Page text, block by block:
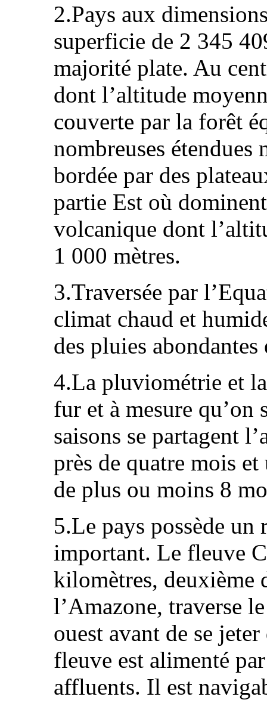
2.Pays aux
superficie de 2 345
majorité plate. Au
dont l’altitude
couverte par la forêt
nombreuses étendues
bordée par des
partie Est où
volcanique dont
1 000 mètres.
3.Traversée par
climat chaud et
des pluies
4.La pluviométrie et la
fur et à mesure qu’on
saisons se partagent
près de quatre mois
de plus ou moins 8
5.Le pays possède un
important. Le fleuve
kilomètres, deuxième
l’Amazone, traverse
ouest avant de se
fleuve est alimenté
affluents. Il est